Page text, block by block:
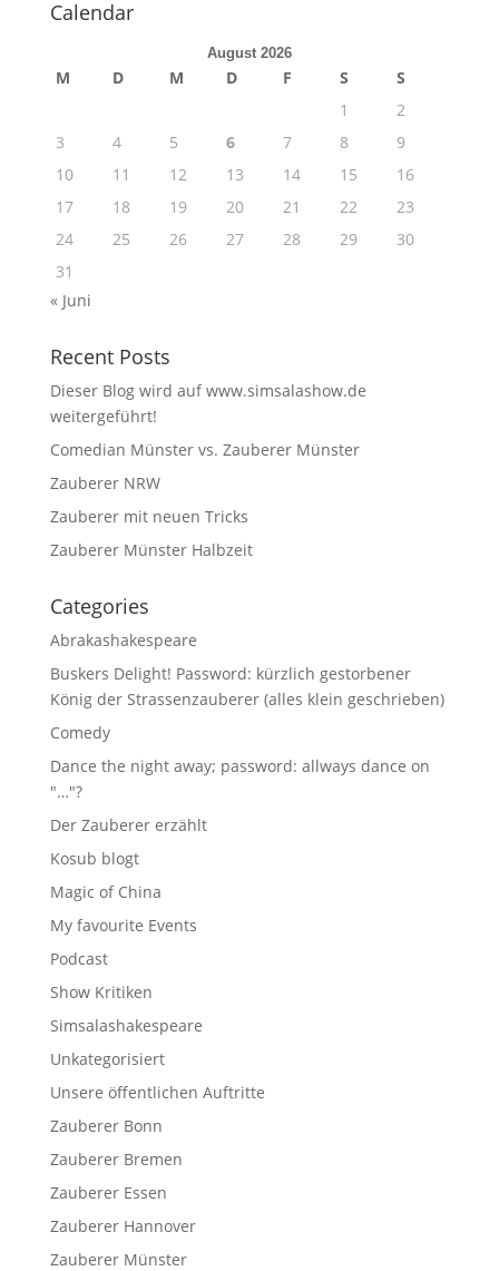
Calendar
August 2026
M D M D F S
S
1
2
3
4 5 6 7 8
9
10
11 12 13 14 15
16
17
18 19 20 21 22
23
24
25 26 27 28 29
30
31
« Juni
Recent Posts
Dieser Blog wird auf www.simsalashow.de
weitergeführt!
Comedian Münster vs. Zauberer Münster
Zauberer NRW
Zauberer mit neuen Tricks
Zauberer Münster Halbzeit
Categories
Abrakashakespeare
Buskers Delight! Password: kürzlich gestorbener
König der Strassenzauberer (alles klein geschrieben)
Comedy
Dance the night away; password: allways dance on
"…"?
Der Zauberer erzählt
Kosub blogt
Magic of China
My favourite Events
Podcast
Show Kritiken
Simsalashakespeare
Unkategorisiert
Unsere öffentlichen Auftritte
Zauberer Bonn
Zauberer Bremen
Zauberer Essen
Zauberer Hannover
Zauberer Münster